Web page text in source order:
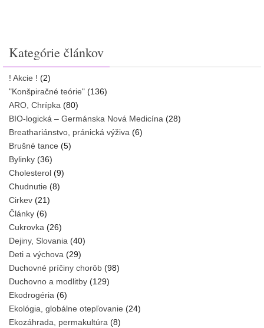
Kategórie článkov
! Akcie ! (2)
"Konšpiračné teórie" (136)
ARO, Chrípka (80)
BIO-logická – Germánska Nová Medicína (28)
Breathariánstvo, pránická výživa (6)
Brušné tance (5)
Bylinky (36)
Cholesterol (9)
Chudnutie (8)
Cirkev (21)
Články (6)
Cukrovka (26)
Dejiny, Slovania (40)
Deti a výchova (29)
Duchovné príčiny chorôb (98)
Duchovno a modlitby (129)
Ekodrogéria (6)
Ekológia, globálne otepľovanie (24)
Ekozáhrada, permakultúra (8)